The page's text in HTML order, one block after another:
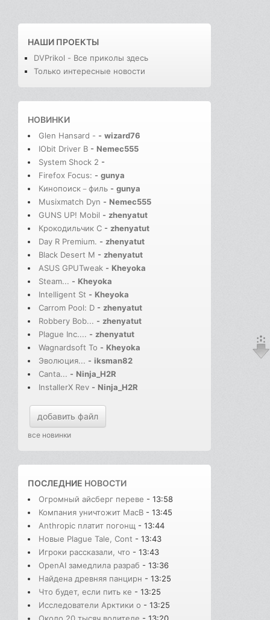
НАШИ ПРОЕКТЫ
DVPrikol - Все приколы здесь
Только интересные новости
НОВИНКИ
Glen Hansard - - wizard76
IObit Driver B - Nemec555
System Shock 2 -
Firefox Focus: - gunya
Кинопоиск－филь - gunya
Musixmatch Dyn - Nemec555
GUNS UP! Mobil - zhenyatut
Крокодильчик С - zhenyatut
Day R Premium. - zhenyatut
Black Desert M - zhenyatut
ASUS GPUTweak - Kheyoka
Steam... - Kheyoka
Intelligent St - Kheyoka
Carrom Pool: D - zhenyatut
Robbery Bob... - zhenyatut
Plague Inc.... - zhenyatut
Wagnardsoft To - Kheyoka
Эволюция... - iksman82
Canta... - Ninja_H2R
InstallerX Rev - Ninja_H2R
добавить файл
все новинки
ПОСЛЕДНИЕ НОВОСТИ
Огромный айсберг переве - 13:58
Компания уничтожит MacB - 13:45
Anthropic платит погонщ - 13:44
Новые Plague Tale, Cont - 13:43
Игроки рассказали, что - 13:43
OpenAI замедлила разраб - 13:36
Найдена древняя панцирн - 13:25
Что будет, если пить ке - 13:25
Исследователи Арктики о - 13:25